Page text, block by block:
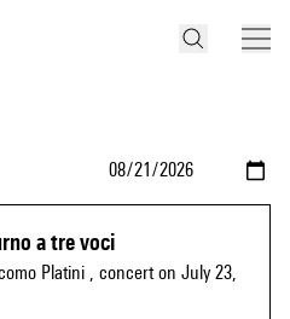
a tre voci
Platini , concert on July 23,